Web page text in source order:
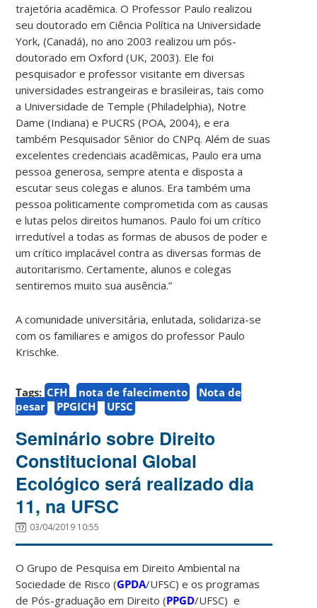
trajetória acadêmica. O Professor Paulo realizou
seu doutorado em Ciência Política na Universidade
York, (Canadá), no ano 2003 realizou um pós-
doutorado em Oxford (UK, 2003). Ele foi
pesquisador e professor visitante em diversas
universidades estrangeiras e brasileiras, tais como
a Universidade de Temple (Philadelphia), Notre
Dame (Indiana) e PUCRS (POA, 2004), e era
também Pesquisador Sênior do CNPq. Além de suas
excelentes credenciais acadêmicas, Paulo era uma
pessoa generosa, sempre atenta e disposta a
escutar seus colegas e alunos. Era também uma
pessoa politicamente comprometida com as causas
e lutas pelos direitos humanos. Paulo foi um crítico
irredutível a todas as formas de abusos de poder e
um crítico implacável contra as diversas formas de
autoritarismo. Certamente, alunos e colegas
sentiremos muito sua ausência.”
A comunidade universitária, enlutada, solidariza-se
com os familiares e amigos do professor Paulo
Krischke.
Tags: CFH nota de falecimento
Nota de
pesar
PPGICH UFSC
Seminário sobre Direito
Constitucional Global
Ecológico será realizado dia
11, na UFSC
03/04/2019 10:55
O Grupo de Pesquisa em Direito Ambiental na
Sociedade de Risco (GPDA/UFSC) e os programas
de Pós-graduação em Direito (PPGD/UFSC) e